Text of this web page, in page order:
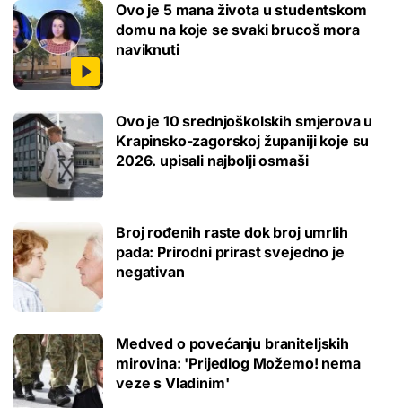
Ovo je 5 mana života u studentskom
domu na koje se svaki brucoš mora
naviknuti
Ovo je 10 srednjoškolskih smjerova u
Krapinsko-zagorskoj županiji koje su
2026. upisali najbolji osmaši
Broj rođenih raste dok broj umrlih
pada: Prirodni prirast svejedno je
negativan
Medved o povećanju braniteljskih
mirovina: 'Prijedlog Možemo! nema
veze s Vladinim'